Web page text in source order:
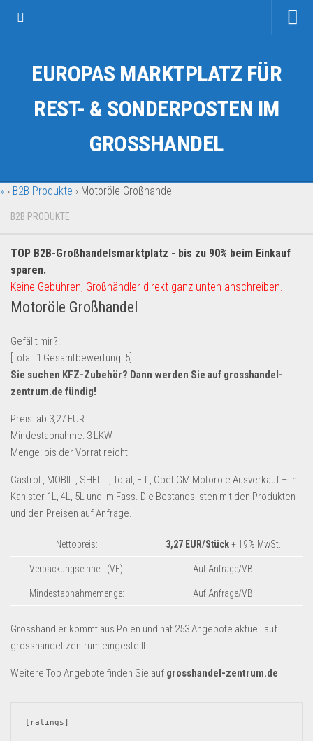
Kategorien
Auto & Motorrad
Fahrzeuge & Transport
Garten & Werkzeug
Geschäft, Büro & Schreibwaren
Geschenkartikel
Handy und Smartphone
Kosmetik & Pflege
Multimedia & Elektro
Münzen
Spielzeug & Games
Schuhe & Accessoires
Sport & Freizeit
Wohnen & Einrichten
Restposten-Angebote
Restposten für Privatpersonen
eBay Restposten kaufen
Dropshipping-Produkte
Grosshandel
Aldi
EUROPAS MARKTPLATZ FÜR
REST- & SONDERPOSTEN IM
GROSSHANDEL
» › B2B Produkte › Motoröle Großhandel
B2B PRODUKTE
TOP B2B-Großhandelsmarktplatz - bis zu 90% beim Einkauf
sparen.
Keine Gebühren, Großhändler direkt ganz unten anschreiben.
Motoröle Großhandel
Gefällt mir?:
[Total: 1 Gesamtbewertung: 5
Sie suchen KFZ-Zubehör? Dann werden Sie auf grosshandel-
zentrum.de fündig!
Preis: ab 3,27 EUR
Mindestabnahme: 3 LKW
Menge: bis der Vorrat reicht
Castrol , MOBIL , SHELL , Total, Elf , Opel-GM Motoröle Ausverkauf – in
Kanister 1L, 4L, 5L und im Fass. Die Bestandslisten mit den Produkten
und den Preisen auf Anfrage.
Nettopreis: 3,27 EUR/Stück+ 19% MwSt.
Verpackungseinheit (VE): Auf Anfrage/VB
Mindestabnahmemenge: Auf Anfrage/VB
Grosshändler kommt aus Polen und hat 253 Angebote aktuell auf
grosshandel-zentrum eingestellt.
Weitere Top Angebote finden Sie auf grosshandel-zentrum.de
[ratings]